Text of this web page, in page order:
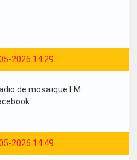
2026 14:29
de mosaïque FM...
2026 14:49